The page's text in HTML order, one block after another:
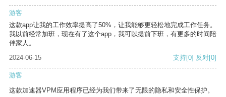
游客
这款app让我的工作效率提高了50%，让我能够更轻松地完成工作任务。
我以前经常加班，现在有了这个app，我可以提前下班，有更多的时间陪
伴家人。
2024-06-15
支持[0] 反对[0]
游客
这款加速器VPM应用程序已经为我们带来了无限的隐私和安全性保护。